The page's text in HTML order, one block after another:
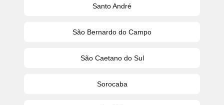
Santo André
São Bernardo do Campo
São Caetano do Sul
Sorocaba